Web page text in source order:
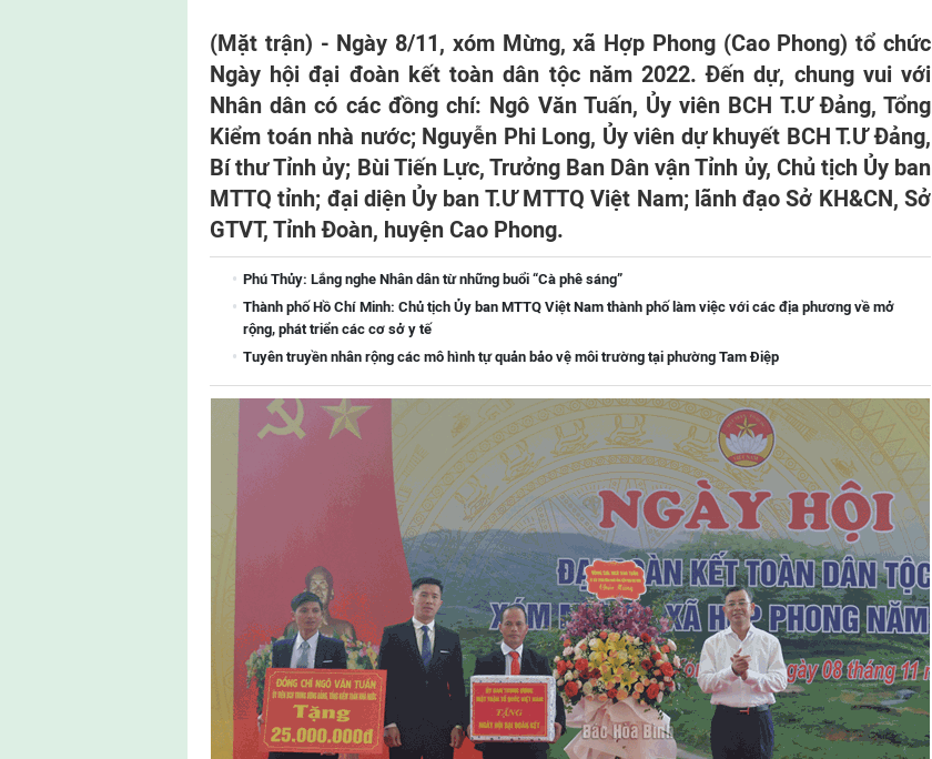
(Mặt trận) - Ngày 8/11, xóm Mừng, xã Hợp Phong (Cao Phong) tổ chức
Ngày hội đại đoàn kết toàn dân tộc năm 2022. Đến dự, chung vui với
Nhân dân có các đồng chí: Ngô Văn Tuấn, Ủy viên BCH T.Ư Đảng, Tổng
Kiểm toán nhà nước; Nguyễn Phi Long, Ủy viên dự khuyết BCH T.Ư Đảng,
Bí thư Tỉnh ủy; Bùi Tiến Lực, Trưởng Ban Dân vận Tỉnh ủy, Chủ tịch Ủy ban
MTTQ tỉnh; đại diện Ủy ban T.Ư MTTQ Việt Nam; lãnh đạo Sở KH&CN, Sở
GTVT, Tỉnh Đoàn, huyện Cao Phong.
Phú Thủy: Lắng nghe Nhân dân từ những buổi “Cà phê sáng”
Thành phố Hồ Chí Minh: Chủ tịch Ủy ban MTTQ Việt Nam thành phố làm việc với các địa phương về mở
rộng, phát triển các cơ sở y tế
Tuyên truyền nhân rộng các mô hình tự quản bảo vệ môi trường tại phường Tam Điệp